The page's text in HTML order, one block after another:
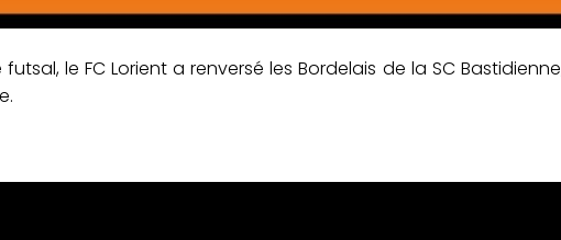
le FC Lorient a renversé les Bordelais de la SC